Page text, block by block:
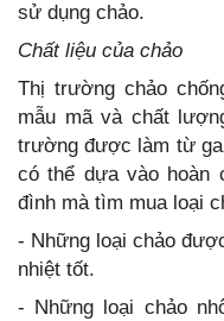
sử dụng chảo.
Chất liệu của chảo
Thị trường chảo
mẫu mã và chất
trường được làm từ
có thể dựa vào hoàn
đình mà tìm mua loại
- Những loại chảo
nhiệt tốt.
- Những loại chảo